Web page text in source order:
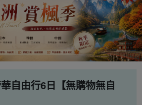
自由行6日【無購物無自